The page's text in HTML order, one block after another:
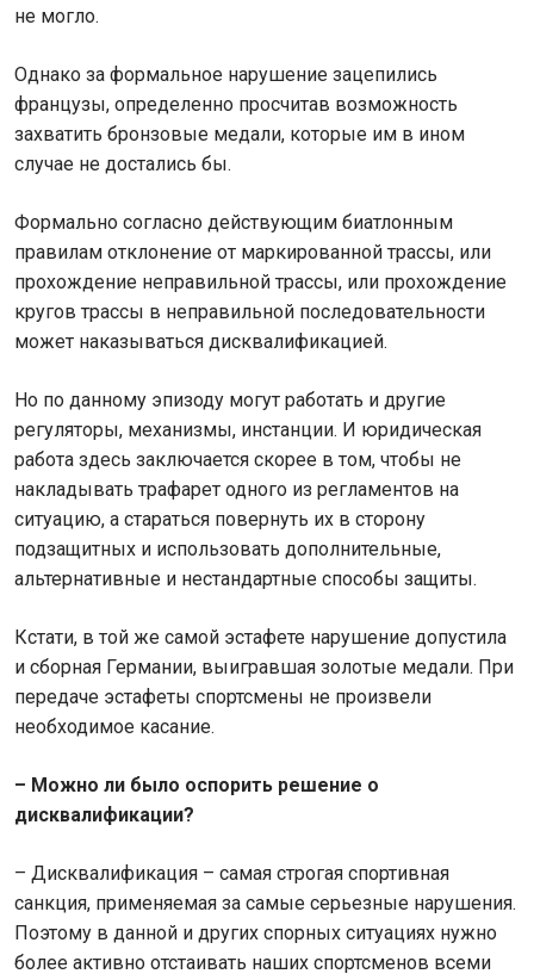
не могло.
Однако за формальное нарушение зацепились
французы, определенно просчитав возможность
захватить бронзовые медали, которые им в ином
случае не достались бы.
Формально согласно действующим биатлонным
правилам отклонение от маркированной трассы, или
прохождение неправильной трассы, или прохождение
кругов трассы в неправильной последовательности
может наказываться дисквалификацией.
Но по данному эпизоду могут работать и другие
регуляторы, механизмы, инстанции. И юридическая
работа здесь заключается скорее в том, чтобы не
накладывать трафарет одного из регламентов на
ситуацию, а стараться повернуть их в сторону
подзащитных и использовать дополнительные,
альтернативные и нестандартные способы защиты.
Кстати, в той же самой эстафете нарушение допустила
и сборная Германии, выигравшая золотые медали. При
передаче эстафеты спортсмены не произвели
необходимое касание.
– Можно ли было оспорить решение о
дисквалификации?
– Дисквалификация – самая строгая спортивная
санкция, применяемая за самые серьезные нарушения.
Поэтому в данной и других спорных ситуациях нужно
более активно отстаивать наших спортсменов всеми